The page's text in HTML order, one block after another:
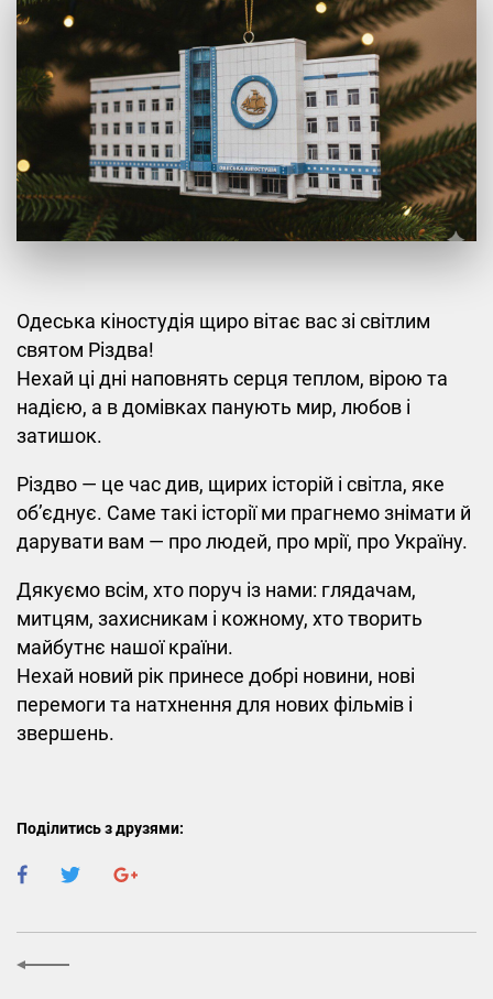
Одеська кіностудія щиро вітає вас зі світлим
святом Різдва!
Нехай ці дні наповнять серця теплом, вірою та
надією, а в домівках панують мир, любов і
затишок.
Різдво — це час див, щирих історій і світла, яке
об’єднує. Саме такі історії ми прагнемо знімати й
дарувати вам — про людей, про мрії, про Україну.
Дякуємо всім, хто поруч із нами: глядачам,
митцям, захисникам і кожному, хто творить
майбутнє нашої країни.
Нехай новий рік принесе добрі новини, нові
перемоги та натхнення для нових фільмів і
звершень.
Поділитись з друзями: